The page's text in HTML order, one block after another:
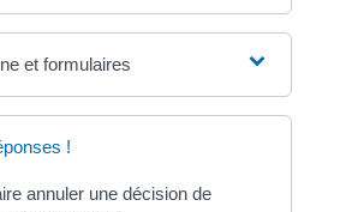
et formulaires
!
annuler une décision de